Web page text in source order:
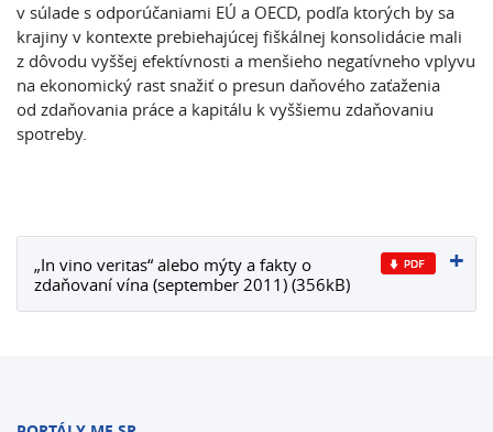
v súlade s odporúčaniami EÚ a OECD, podľa ktorých by sa
krajiny v kontexte prebiehajúcej fiškálnej konsolidácie mali
z dôvodu vyššej efektívnosti a menšieho negatívneho vplyvu
na ekonomický rast snažiť o presun daňového zaťaženia
od zdaňovania práce a kapitálu k vyššiemu zdaňovaniu
spotreby.
„In vino veritas“ alebo mýty a fakty o
zdaňovaní vína (september 2011) (356kB)